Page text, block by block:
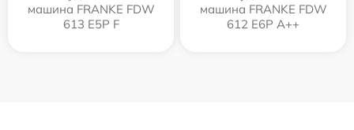
машина FRANKE FDW
613 E5P F
машина FRANKE FDW
612 E6P A++